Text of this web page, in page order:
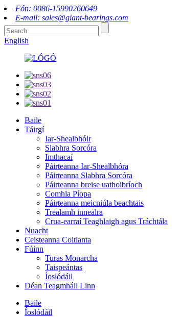
Fón: 0086-15990260649
E-mail: sales@giant-bearings.com
English
Baile
Táirgí
Iar-Shealbhóir
Slabhra Sorcóra
Imthacaí
Páirteanna Iar-Shealbhóra
Páirteanna Slabhra Sorcóra
Páirteanna breise uathoibríoch
Comhla Píopa
Páirteanna meicniúla beachtais
Trealamh innealra
Crua-earraí Teaghlaigh agus Tráchtála
Nuacht
Ceisteanna Coitianta
Fúinn
Turas Monarcha
Taispeántas
Íoslódáil
Déan Teagmháil Linn
Baile
Íoslódáil